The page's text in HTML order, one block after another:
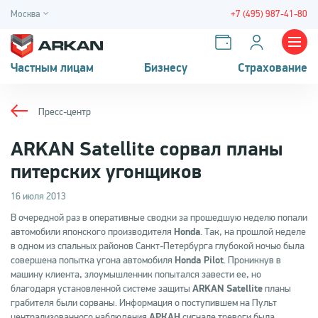
Москва +7 (495) 987-41-80
Частным лицам Бизнесу Страхование
Пресс-центр
ARKAN Satellite сорвал планы
питерских угонщиков
16 июля 2013
В очередной раз в оперативные сводки за прошедшую неделю попали
автомобили японского производителя Honda. Так, на прошлой неделе
в одном из спальных районов Санкт-Петербурга глубокой ночью была
совершена попытка угона автомобиля Honda Pilot. Проникнув в
машину клиента, злоумышленник попытался завести ее, но
благодаря установленной системе защиты ARKAN Satelliteпланы
грабителя были сорваны. Информация о поступившем на Пульт